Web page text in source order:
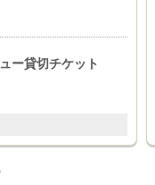
ー貸切チケット